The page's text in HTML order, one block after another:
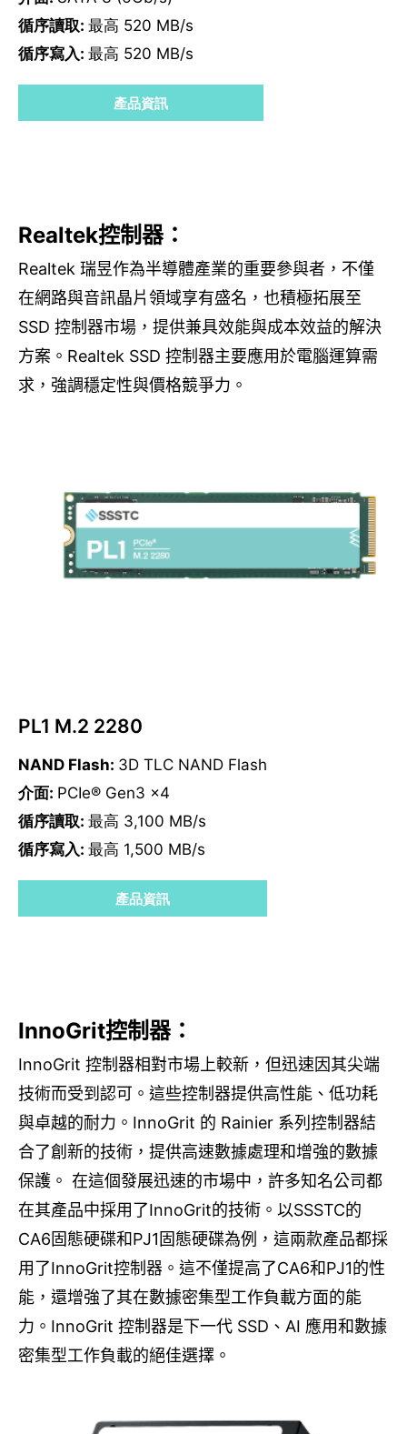
循序讀取: 最高 520 MB/s
循序寫入: 最高 520 MB/s
產品資訊
Realtek控制器：
Realtek 瑞昱作為半導體產業的重要參與者，不僅
在網路與音訊晶片領域享有盛名，也積極拓展至
SSD 控制器市場，提供兼具效能與成本效益的解決
方案。Realtek SSD 控制器主要應用於電腦運算需
求，強調穩定性與價格競爭力。
PL1 M.2 2280
NAND Flash: 3D TLC NAND Flash
介面: PCIe® Gen3 x4
循序讀取: 最高 3,100 MB/s
循序寫入: 最高 1,500 MB/s
產品資訊
InnoGrit控制器：
InnoGrit 控制器相對市場上較新，但迅速因其尖端
技術而受到認可。這些控制器提供高性能、 低功耗
與卓越的耐力。 InnoGrit 的 Rainier 系列控制器結
合了創新的技術，提供高速數據處理和增強的數據
保護。 在這個發展迅速的市場中，許多知名公司都
在其產品中採用了InnoGrit的技術。以SSSTC的
CA6固態硬碟和PJ1 固態硬碟為例，這兩款產品都採
用了InnoGrit控制器。這不僅提高了CA6和PJ1的性
能，還增強了其在數據密集型工作負載方面的能
力。 InnoGrit 控制器是下一代 SSD 、 AI 應用和數據
密集型工作負載的絕佳選擇。